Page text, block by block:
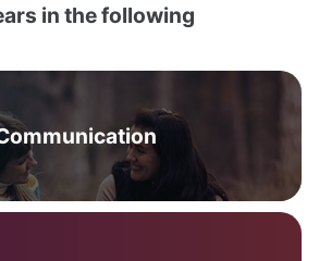
in the following